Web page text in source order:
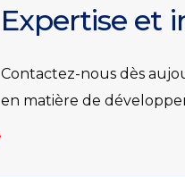
Expertise et
Contactez-nous dès
en matière de